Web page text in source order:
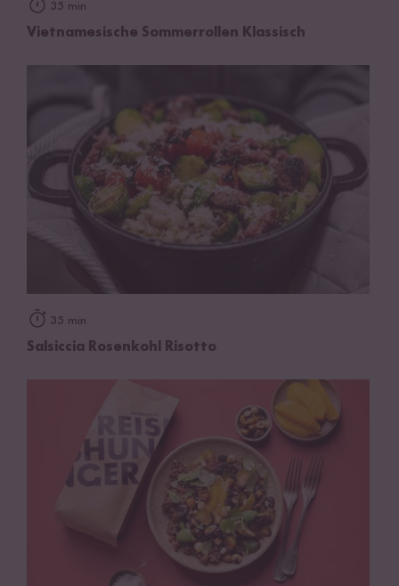
35 min
Vietnamesische Sommerrollen Klassisch
35 min
Salsiccia Rosenkohl Risotto